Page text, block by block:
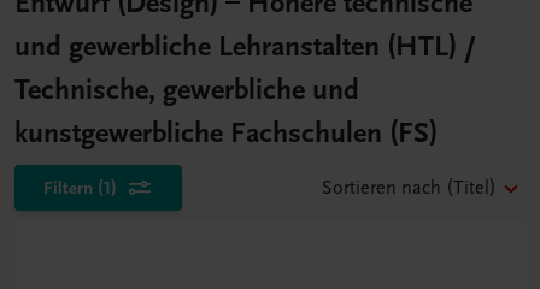
und gewerbliche Lehranstalten (HTL) /
Technische, gewerbliche und
kunstgewerbliche Fachschulen (FS)
Filtern (1) Sortieren nach (Titel)